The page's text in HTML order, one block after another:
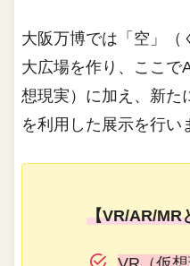
大阪万博では「空」（
大広場を作り、ここで
想現実）に加え、新た
を利用した展示を行い
【VR/AR/MR